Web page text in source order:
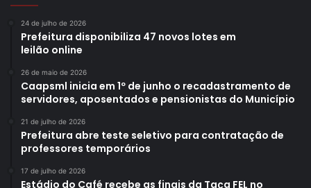
24 de julho de 2026
Prefeitura disponibiliza 47 novos lotes em
leilão online
26 de maio de 2026
Caapsml inicia em 1º de junho o recadastramento de
servidores, aposentados e pensionistas do Município
21 de julho de 2026
Prefeitura abre teste seletivo para contratação de
professores temporários
17 de julho de 2026
Estádio do Café recebe as finais da Taça FEL no